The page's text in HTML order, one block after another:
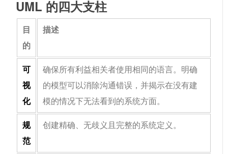
UML 的四大支柱
目
的
描述
可
视
化
确保所有利益相关者使用相同的语言。明确
的模型可以消除沟通错误，并揭示在没有建
模的情况下无法看到的系统方面。
规
范
创建精确、无歧义且完整的系统定义。